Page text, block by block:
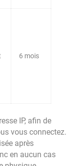
6 mois
IP, afin de
vous connectez.
après
en aucun cas